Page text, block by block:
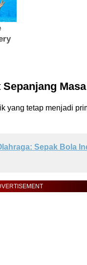
Masa
yang tetap menjadi
Sepak Bola